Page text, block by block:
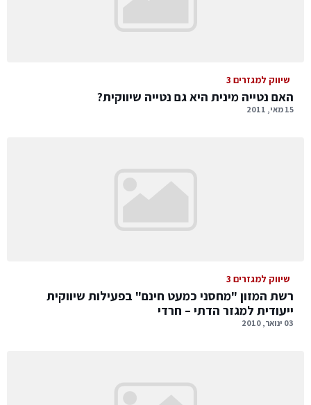
שיווק למגזרים 3
האם נטייה מינית היא גם נטייה שיווקית?
15 מאי, 2011
שיווק למגזרים 3
רשת המזון "מחסני כמעט חינם" בפעילות שיווקית
ייעודית למגזר הדתי – חרדי
03 ינואר, 2010